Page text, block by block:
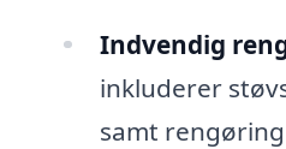
Indvendig
inkluderer
samt